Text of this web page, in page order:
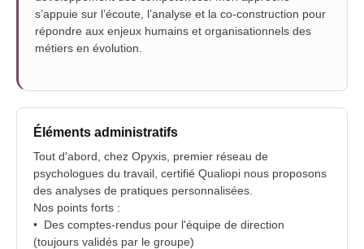
s’appuie sur l’écoute, l’analyse et la co-construction pour
répondre aux enjeux humains et organisationnels des
métiers en évolution.
Éléments administratifs
Tout d'abord, chez Opyxis, premier réseau de
psychologues du travail, certifié Qualiopi nous proposons
des analyses de pratiques personnalisées.
Nos points forts :
•⁠ ⁠Des comptes-rendus pour l'équipe de direction
(toujours validés par le groupe)